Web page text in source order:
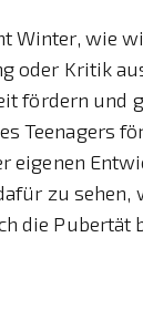
Winter, wie
oder Kritik
fördern und
Teenagers
eigenen
zu
die Pubertät